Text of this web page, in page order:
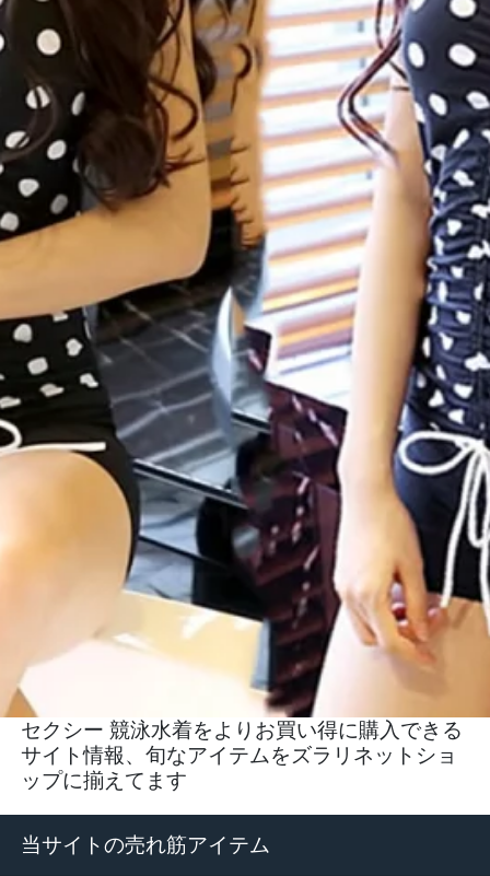
セクシー 競泳水着をよりお買い得に購入できる
サイト情報、旬なアイテムをズラリネットショ
ップに揃えてます
当サイトの売れ筋アイテム